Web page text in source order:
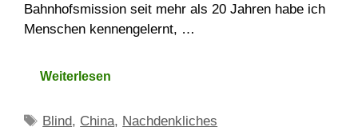
Bahnhofsmission seit mehr als 20 Jahren habe ich
Menschen kennengelernt, …
Weiterlesen
Schlagwörter
Blind, China, Nachdenkliches